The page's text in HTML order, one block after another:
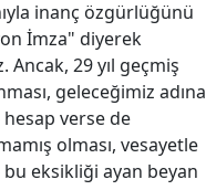
inanç özgürlüğünü
İmza" diyerek
Ancak, 29 yıl geçmiş
geleceğimiz adına
hesap verse de
olması, vesayetle
eksikliği ayan beyan